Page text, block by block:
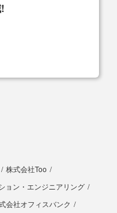
株式会社Too
ョン・エンジニアリング
会社オフィスバンク